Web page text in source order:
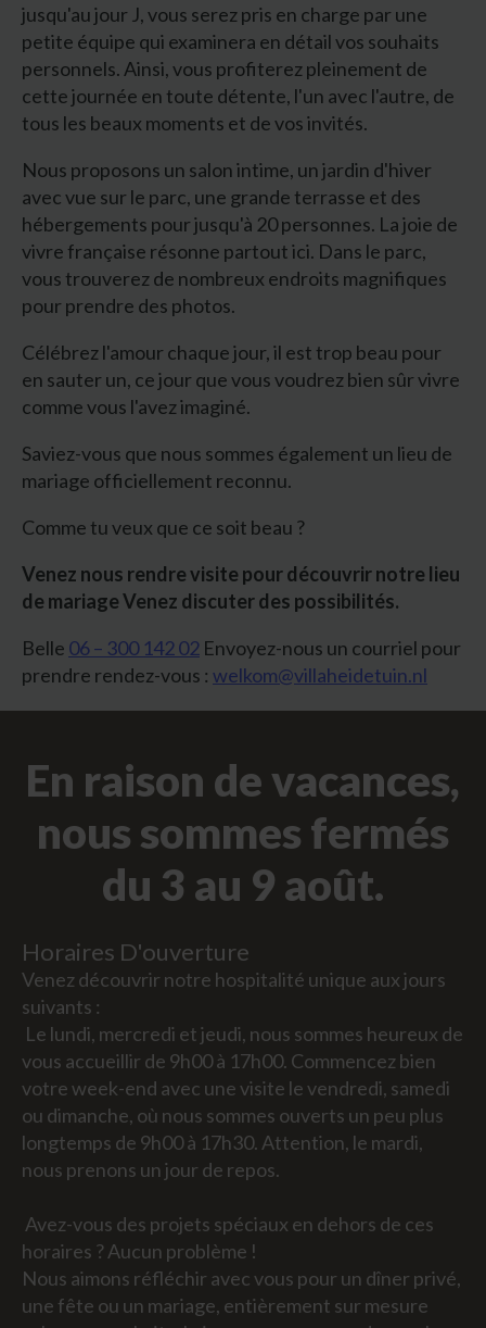
jusqu'au jour J, vous serez pris en charge par une
petite équipe qui examinera en détail vos souhaits
personnels. Ainsi, vous profiterez pleinement de
cette journée en toute détente, l'un avec l'autre, de
tous les beaux moments et de vos invités.
Nous proposons un salon intime, un jardin d'hiver
avec vue sur le parc, une grande terrasse et des
hébergements pour jusqu'à 20 personnes. La joie de
vivre française résonne partout ici. Dans le parc,
vous trouverez de nombreux endroits magnifiques
pour prendre des photos.
Célébrez l'amour chaque jour, il est trop beau pour
en sauter un, ce jour que vous voudrez bien sûr vivre
comme vous l'avez imaginé.
Saviez-vous que nous sommes également un lieu de
mariage officiellement reconnu.
Comme tu veux que ce soit beau ?
Venez nous rendre visite pour découvrir notre lieu
de mariageVenez discuter des possibilités.
Belle 06 – 300 142 02 Envoyez-nous un courriel pour
prendre rendez-vous : welkom@villaheidetuin.nl
En raison de vacances,
nous sommes fermés
du 3 au 9 août.
Horaires D'ouverture
Venez découvrir notre hospitalité unique aux jours
suivants :
Le lundi, mercredi et jeudi, nous sommes heureux de
vous accueillir de 9h00 à 17h00. Commencez bien
votre week-end avec une visite le vendredi, samedi
ou dimanche, où nous sommes ouverts un peu plus
longtemps de 9h00 à 17h30. Attention, le mardi,
nous prenons un jour de repos.
Avez-vous des projets spéciaux en dehors de ces
horaires ? Aucun problème !
Nous aimons réfléchir avec vous pour un dîner privé,
une fête ou un mariage, entièrement sur mesure